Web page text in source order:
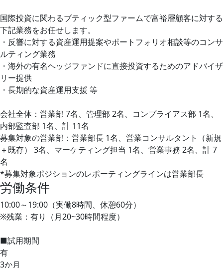
国際投資に関わるブティック型ファームで富裕層顧客に対する
下記業務をお任せします。
・反響に対する資産運用提案やポートフォリオ相談等のコンサ
ルティング業務
・海外の有名ヘッジファンドに直接投資するためのアドバイザ
リー提供
・長期的な資産運用支援 等
会社全体：営業部 7名、管理部 2名、コンプライアス部 1名、
内部監査部 1名、計 11名
募集対象の営業部：営業部長 1名、営業コンサルタント（新規
＋既存） 3名、マーケティング担当 1名、営業事務 2名、計 7
名
*募集対象ポジションのレポーティングラインは営業部長
労働条件
10:00～19:00（実働8時間、休憩60分）
※残業：有り（月20~30時間程度）
■試用期間
有
3か月